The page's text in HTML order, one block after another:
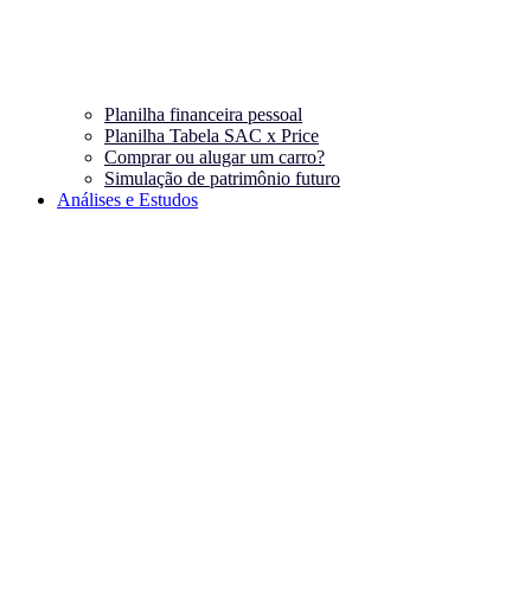
Planilha financeira pessoal
Planilha Tabela SAC x Price
Comprar ou alugar um carro?
Simulação de patrimônio futuro
Análises e Estudos